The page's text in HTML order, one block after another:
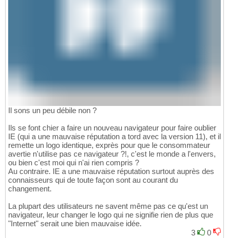
Il sons un peu débile non ?
Ils se font chier a faire un nouveau navigateur pour faire oublier
IE (qui a une mauvaise réputation a tord avec la version 11), et il
remette un logo identique, exprès pour que le consommateur
avertie n'utilise pas ce navigateur ?!, c'est le monde a l'envers,
ou bien c'est moi qui n'ai rien compris ?
Au contraire. IE a une mauvaise réputation surtout auprès des
connaisseurs qui de toute façon sont au courant du
changement.
La plupart des utilisateurs ne savent même pas ce qu'est un
navigateur, leur changer le logo qui ne signifie rien de plus que
"Internet" serait une bien mauvaise idée.
3
0